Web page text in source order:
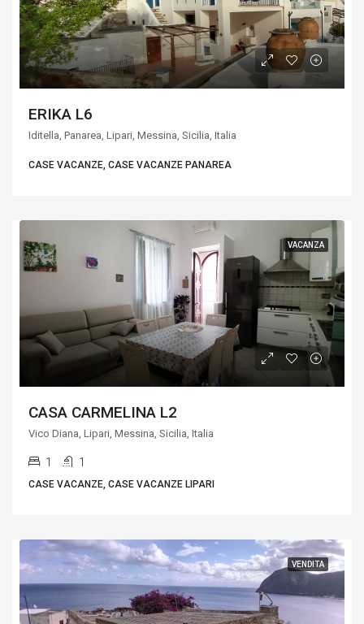
ERIKA L6
Iditella, Panarea, Lipari, Messina, Sicilia, Italia
CASE VACANZE, CASE VACANZE PANAREA
VACANZA
CASA CARMELINA L2
Vico Diana, Lipari, Messina, Sicilia, Italia
1 1
CASE VACANZE, CASE VACANZE LIPARI
VENDITA